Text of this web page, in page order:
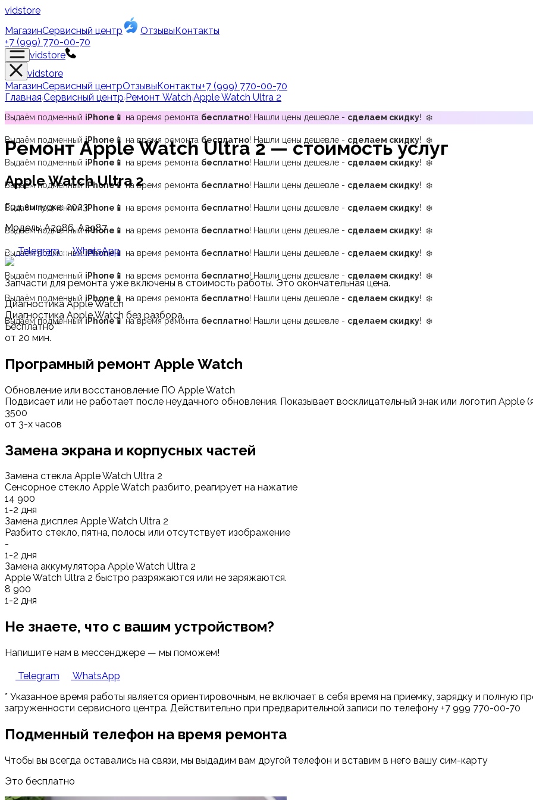
vidstore
МагазинСервисный центр ОтзывыКонтакты
+7 (999) 770-00-70
vidstore
vidstore
МагазинСервисный центрОтзывыКонтакты+7 (999) 770-00-70
Главная Сервисный центр Ремонт Watch Apple Watch Ultra 2
Выдаём подменный iPhone📱 на время ремонта бесплатно! Нашли цены дешевле - сделаем скидку! ❄️
Выдаём подменныйiPhone📱 на время ремонта бесплатно! Нашли цены дешевле - сделаем скидку! ❄️
Выдаём подменный iPhone📱 на время ремонта бесплатно! Нашли цены дешевле - сделаем скидку! ❄️
Выдаём подменныйiPhone📱 на время ремонта бесплатно! Нашли цены дешевле - сделаем скидку! ❄️
Выдаём подменныйiPhone📱 на время ремонта бесплатно! Нашли цены дешевле - сделаем скидку! ❄️
Выдаём подменныйiPhone📱 на время ремонта бесплатно! Нашли цены дешевле - сделаем скидку! ❄️
Выдаём подменныйiPhone📱 на время ремонта бесплатно! Нашли цены дешевле - сделаем скидку! ❄️
Выдаём подменный iPhone📱 на время ремонта бесплатно! Нашли цены дешевле - сделаем скидку! ❄️
Выдаём подменный iPhone📱 на время ремонта бесплатно! Нашли цены дешевле - сделаем скидку! ❄️
Выдаём подменныйiPhone📱 на время ремонта бесплатно! Нашли цены дешевле - сделаем скидку! ❄️
РемонтApple Watch Ultra 2— стоимость услуг
Apple Watch Ultra 2
Год выпуска: 2023
Модель: A2986, A2987
Telegram WhatsApp
Запчасти для ремонта уже включены в стоимость работы. Это окончательная цена.
Диагностика Apple Watch
Диагностика Apple Watch без разбора.
Бесплатно**
от 20 мин.
Програмный ремонт Apple Watch
Обновление или восстановление ПО Apple Watch
Подвисает или не работает после неудачного обновления. Показывает восклицательный знак или логотип Apple
3500
от 3-х часов
Замена экрана и корпусных частей
Замена стекла Apple Watch Ultra 2
Сенсорное стекло Apple Watch разбито, реагирует на нажатие
14 900
1-2 дня
Замена дисплея Apple Watch Ultra 2
Разбито стекло, пятна, полосы или отсутствует изображение
-
1-2 дня
Замена аккумулятора Apple Watch Ultra 2
Apple Watch Ultra 2 быстро разряжаются или не заряжаются.
8 900
1-2 дня
Не знаете, что с вашим устройством?
Напишите нам в мессенджере — мы поможем!
Telegram
WhatsApp
* Указанное время работы является ориентировочным, не включает в себя время на приемку, зарядку и полную
загруженности сервисного центра. Действительно при предварительной записи по телефону +7 999 770-00-70
Подменный телефон на время ремонта
Чтобы вы всегда оставались на связи, мы выдадим вам другой телефон и вставим в него вашу сим-карту
Это бесплатно